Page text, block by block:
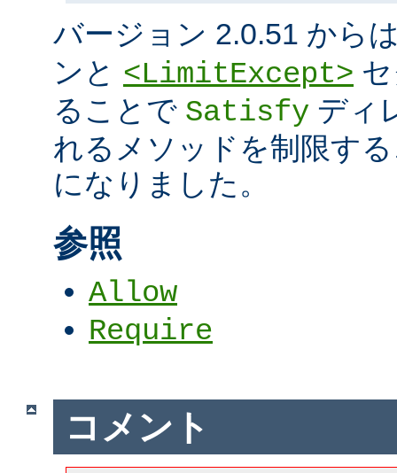
バージョン 2.0.51 から
ンと <LimitExcept>
ることで Satisfy ディ
れるメソッドを制限す
になりました。
参照
Allow
Require
コメント